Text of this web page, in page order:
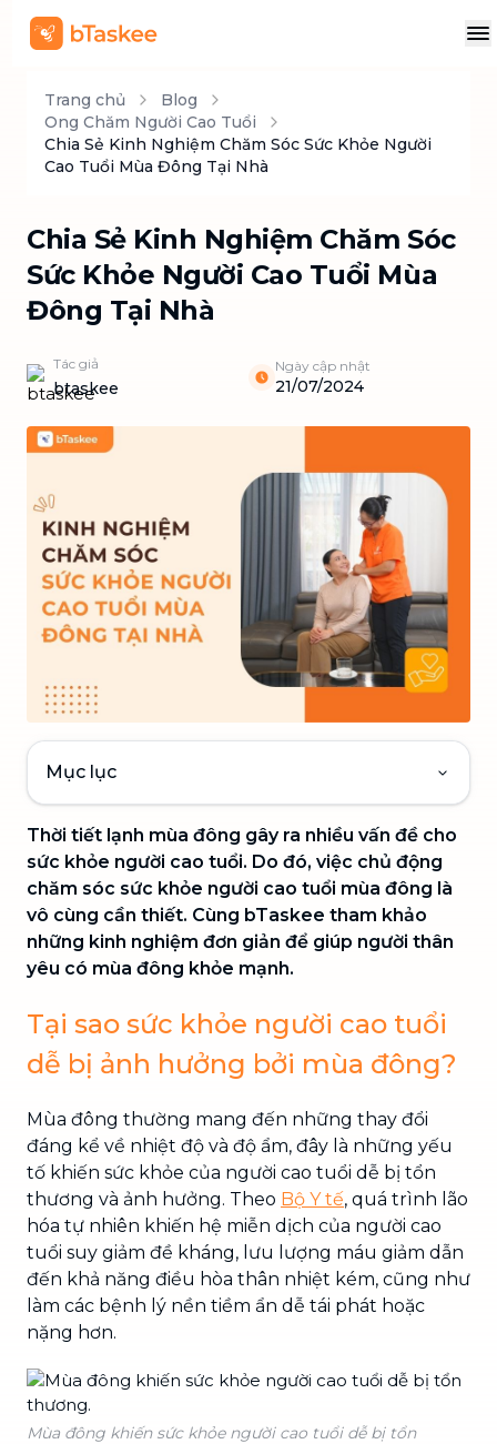
Trang chủ
Blog
Ong Chăm Người Cao Tuổi
Chia Sẻ Kinh Nghiệm Chăm Sóc Sức Khỏe Người
Cao Tuổi Mùa Đông Tại Nhà
Chia Sẻ Kinh Nghiệm Chăm Sóc
Sức Khỏe Người Cao Tuổi Mùa
Đông Tại Nhà
Tác giả
btaskee
Ngày cập nhật
21/07/2024
Mục lục
Thời tiết lạnh mùa đông gây ra nhiều vấn đề cho
sức khỏe người cao tuổi. Do đó, việc chủ động
chăm sóc sức khỏe người cao tuổi mùa đông là
vô cùng cần thiết. Cùng bTaskee tham khảo
những kinh nghiệm đơn giản để giúp người thân
yêu có mùa đông khỏe mạnh.
Tại sao sức khỏe người cao tuổi
dễ bị ảnh hưởng bởi mùa đông?
Mùa đông thường mang đến những thay đổi
đáng kể về nhiệt độ và độ ẩm, đây là những yếu
tố khiến sức khỏe của người cao tuổi dễ bị tổn
thương và ảnh hưởng. Theo Bộ Y tế, quá trình lão
hóa tự nhiên khiến hệ miễn dịch của người cao
tuổi suy giảm đề kháng, lưu lượng máu giảm dẫn
đến khả năng điều hòa thân nhiệt kém, cũng như
làm các bệnh lý nền tiềm ẩn dễ tái phát hoặc
nặng hơn.
Mùa đông khiến sức khỏe người cao tuổi dễ bị tổn